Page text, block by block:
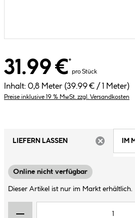
31.99 €*
pro Stück
Inhalt: 0,8 Meter (39.99 € / 1 Meter)
Preise inklusive 19 % MwSt. zzgl. Versandkosten
LIEFERN LASSEN
IM
Online nicht verfügbar
Dieser Artikel ist nur im Markt erhältlich.